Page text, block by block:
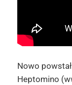
Nowo
Heptomino